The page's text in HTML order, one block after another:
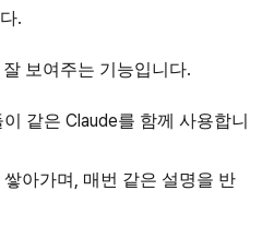
.
보여주는 기능입니다.
같은 Claude를 함께 사용합니
아가며, 매번 같은 설명을 반